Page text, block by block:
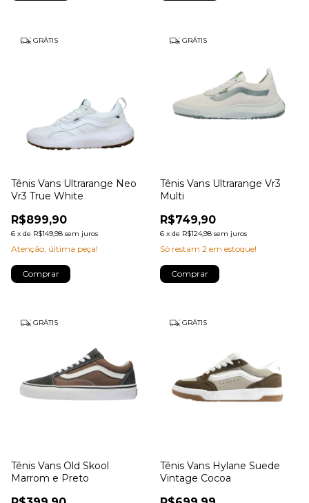
GRÁTIS
Tênis Vans Ultrarange Neo
Vr3 True White
R$899,90
6 x de R$149,98 sem juros
Atenção, última peça!
Comprar
GRÁTIS
Tênis Vans Ultrarange Vr3
Multi
R$749,90
6 x de R$124,98 sem juros
Só restam 2 em estoque!
Comprar
GRÁTIS
Tênis Vans Old Skool
Marrom e Preto
GRÁTIS
Tênis Vans Hylane Suede
Vintage Cocoa